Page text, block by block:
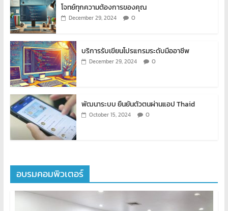
โจทย์ทุกความต้องการของคุณ
December 29, 2024 0
บริการรับเขียนโปรแกรมระดับมืออาชีพ
December 29, 2024 0
พัฒนาระบบ ยืนยันตัวตนผ่านแอป Thaid
October 15, 2024 0
อบรมคอมพิวเตอร์